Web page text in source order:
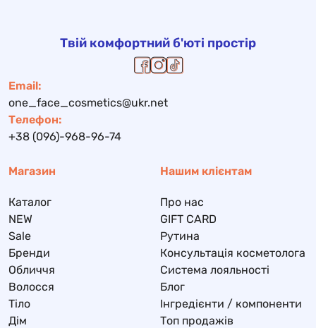
Твій комфортний б'юті простір
Email:
one_face_cosmetics@ukr.net
Телефон:
+38 (096)-968-96-74
Магазин
Каталог
NEW
Sale
Бренди
Обличчя
Волосся
Тіло
Дім
Нашим клієнтам
Про нас
GIFT CARD
Рутина
Консультація косметолога
Система лояльності
Блог
Інгредієнти / компоненти
Топ продажів